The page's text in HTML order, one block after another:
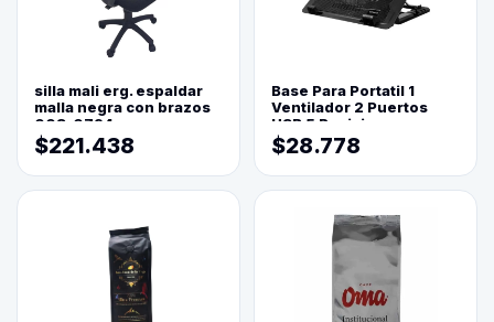
silla mali erg. espaldar
malla negra con brazos
003-0794
$221.438
Base Para Portatil 1
Ventilador 2 Puertos
USB 5 Posiciones
$28.778